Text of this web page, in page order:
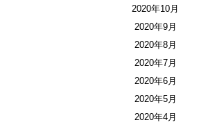
2020年10月
2020年9月
2020年8月
2020年7月
2020年6月
2020年5月
2020年4月